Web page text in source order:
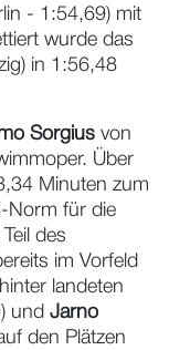
- 1:54,69) mit
wurde das
in 1:56,48
Sorgius von
Über
Minuten zum
Norm für die
des
im Vorfeld
landeten
und Jarno
den Plätzen